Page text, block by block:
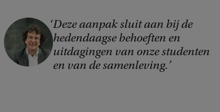
Deze aanpak sluit aan bij de
hedendaagse behoeften en
uitdagingen van onze studenten
en van de samenleving.